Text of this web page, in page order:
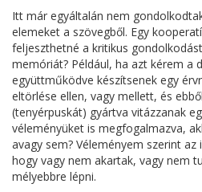
Itt már egyáltalán nem
elemeket a szövegből. Egy
feljeszthetné a kritikus
memóriát? Például, ha azt kérem a
együttműködve készítsenek egy
eltörlése ellen, vagy mellett, és
(tenyérpuskát) gyártva vitázzanak
véleményüket is megfogalmazva,
avagy sem? Véleményem szerint az
hogy vagy nem akartak, vagy nem
mélyebbre lépni.